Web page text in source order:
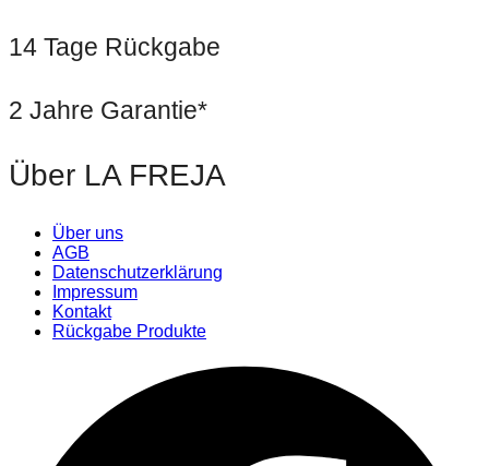
14 Tage Rückgabe
2 Jahre Garantie*
Über LA FREJA
Über uns
AGB
Datenschutzerklärung
Impressum
Kontakt
Rückgabe Produkte